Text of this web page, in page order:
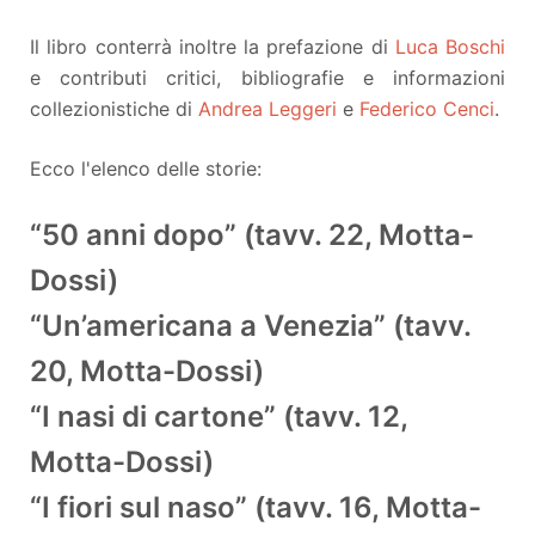
Il libro conterrà inoltre la prefazione di Luca Boschi
e contributi critici, bibliografie e informazioni
collezionistiche di Andrea Leggeri e Federico Cenci.
Ecco l'elenco delle storie:
“50 anni dopo” (tavv. 22, Motta-
Dossi)
“Un’americana a Venezia” (tavv.
20, Motta-Dossi)
“I nasi di cartone” (tavv. 12,
Motta-Dossi)
“I fiori sul naso” (tavv. 16, Motta-